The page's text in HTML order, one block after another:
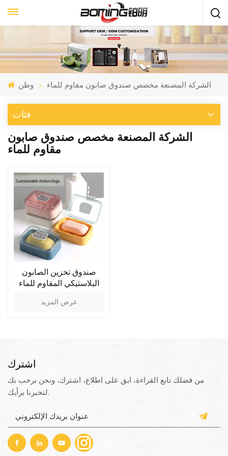
وطن الشركة المصنعة مخصص صندوق صابون مقاوم للماء
فئات
الشركة المصنعة مخصص صندوق صابون
مقاوم للماء
صندوق تخزين الصابون
البلاستيكي المقاوم للماء
عرض المزيد
اشترك
من فضلك تابع القراءة، ابق على اطلاع، اشترك، ونحن نرحب بك
لتخبرنا برأيك.